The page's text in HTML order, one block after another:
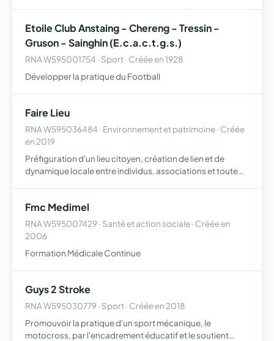
Etoile Club Anstaing - Chereng - Tressin -
Gruson - Sainghin (E.c.a.c.t.g.s.)
RNA W595001754 · Sport · Créée en 1928
Développer la pratique du Football
Faire Lieu
RNA W595036484 · Environnement et patrimoine · Créée
en 2019
Préfiguration d'un lieu citoyen, création de lien et de
dynamique locale entre individus, associations et toute
Fmc Medimel
RNA W595007429 · Santé et action sociale · Créée en
2006
Formation Médicale Continue
Guys 2 Stroke
RNA W595030779 · Sport · Créée en 2018
Promouvoir la pratique d'un sport mécanique, le
motocross, par l'encadrement éducatif et le soutient